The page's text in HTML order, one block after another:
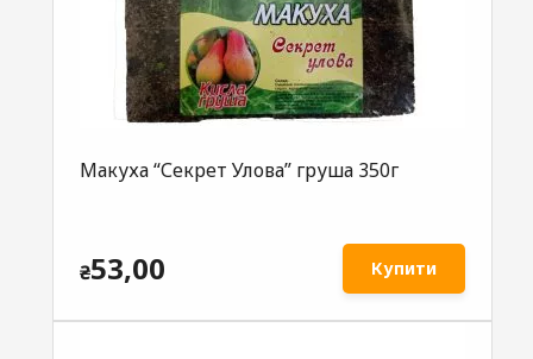
Макуха “Секрет Улова” груша 350г
₴53,00 Купити